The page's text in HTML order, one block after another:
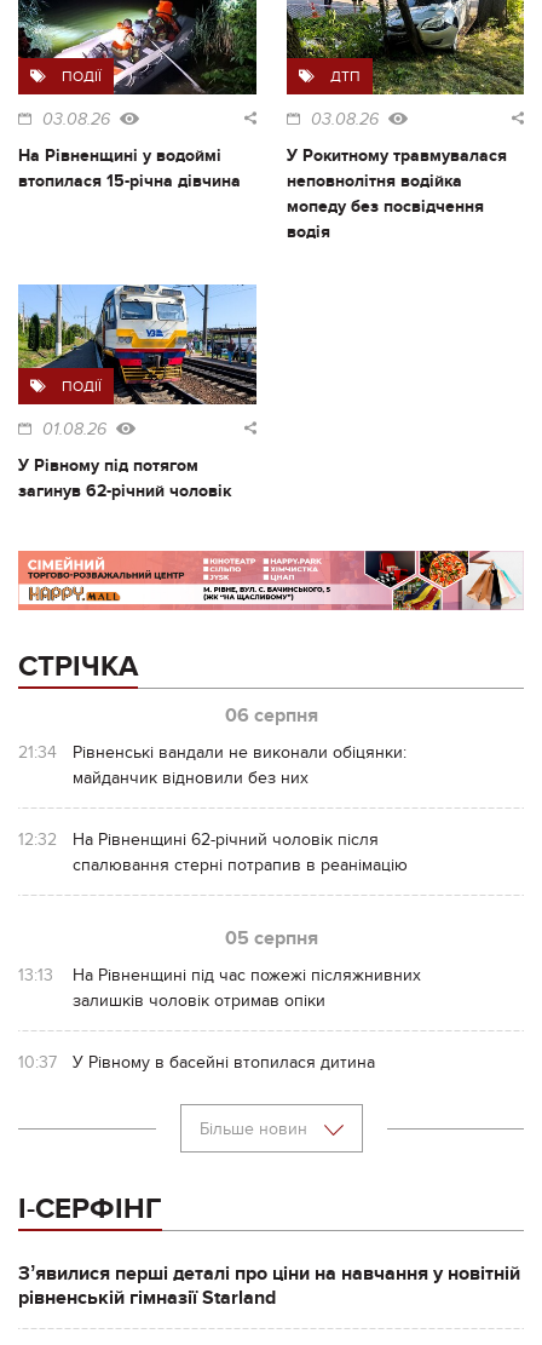
ПОДІЇ
03.08.26
На Рівненщині у водоймі
втопилася 15-річна дівчина
ДТП
03.08.26
У Рокитному травмувалася
неповнолітня водійка
мопеду без посвідчення
водія
ПОДІЇ
01.08.26
У Рівному під потягом
загинув 62-річний чоловік
СТРІЧКА
06 серпня
21:34
Рівненські вандали не виконали обіцянки:
майданчик відновили без них
12:32
На Рівненщині 62-річний чоловік після
спалювання стерні потрапив в реанімацію
05 серпня
13:13
На Рівненщині під час пожежі післяжнивних
залишків чоловік отримав опіки
10:37 У Рівному в басейні втопилася дитина
Більше новин
І-СЕРФІНГ
Зʼявилися перші деталі про ціни на навчання у новітній
рівненській гімназії Starland